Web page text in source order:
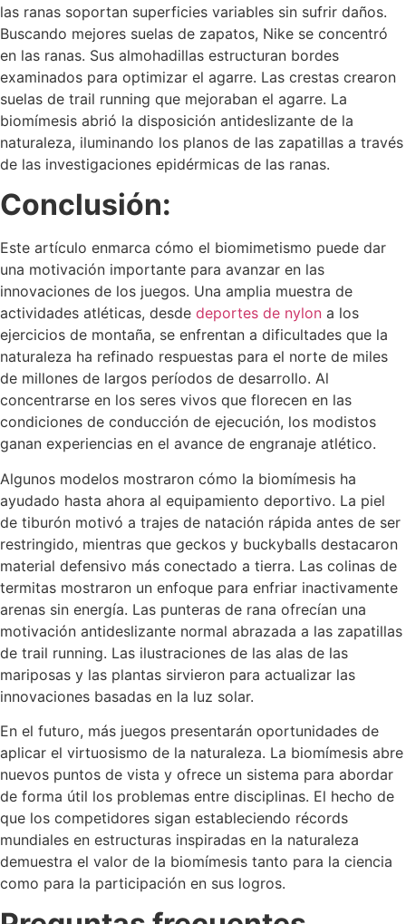
las ranas soportan superficies variables sin sufrir daños.
Buscando mejores suelas de zapatos, Nike se concentró
en las ranas. Sus almohadillas estructuran bordes
examinados para optimizar el agarre. Las crestas crearon
suelas de trail running que mejoraban el agarre. La
biomímesis abrió la disposición antideslizante de la
naturaleza, iluminando los planos de las zapatillas a través
de las investigaciones epidérmicas de las ranas.
Conclusión:
Este artículo enmarca cómo el biomimetismo puede dar
una motivación importante para avanzar en las
innovaciones de los juegos. Una amplia muestra de
actividades atléticas, desde deportes de nylon a los
ejercicios de montaña, se enfrentan a dificultades que la
naturaleza ha refinado respuestas para el norte de miles
de millones de largos períodos de desarrollo. Al
concentrarse en los seres vivos que florecen en las
condiciones de conducción de ejecución, los modistos
ganan experiencias en el avance de engranaje atlético.
Algunos modelos mostraron cómo la biomímesis ha
ayudado hasta ahora al equipamiento deportivo. La piel
de tiburón motivó a trajes de natación rápida antes de ser
restringido, mientras que geckos y buckyballs destacaron
material defensivo más conectado a tierra. Las colinas de
termitas mostraron un enfoque para enfriar inactivamente
arenas sin energía. Las punteras de rana ofrecían una
motivación antideslizante normal abrazada a las zapatillas
de trail running. Las ilustraciones de las alas de las
mariposas y las plantas sirvieron para actualizar las
innovaciones basadas en la luz solar.
En el futuro, más juegos presentarán oportunidades de
aplicar el virtuosismo de la naturaleza. La biomímesis abre
nuevos puntos de vista y ofrece un sistema para abordar
de forma útil los problemas entre disciplinas. El hecho de
que los competidores sigan estableciendo récords
mundiales en estructuras inspiradas en la naturaleza
demuestra el valor de la biomímesis tanto para la ciencia
como para la participación en sus logros.